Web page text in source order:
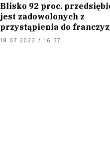
Blisko 92 proc.
jest zadowolonych z
przystąpienia do
18.07.2022 / 16:37